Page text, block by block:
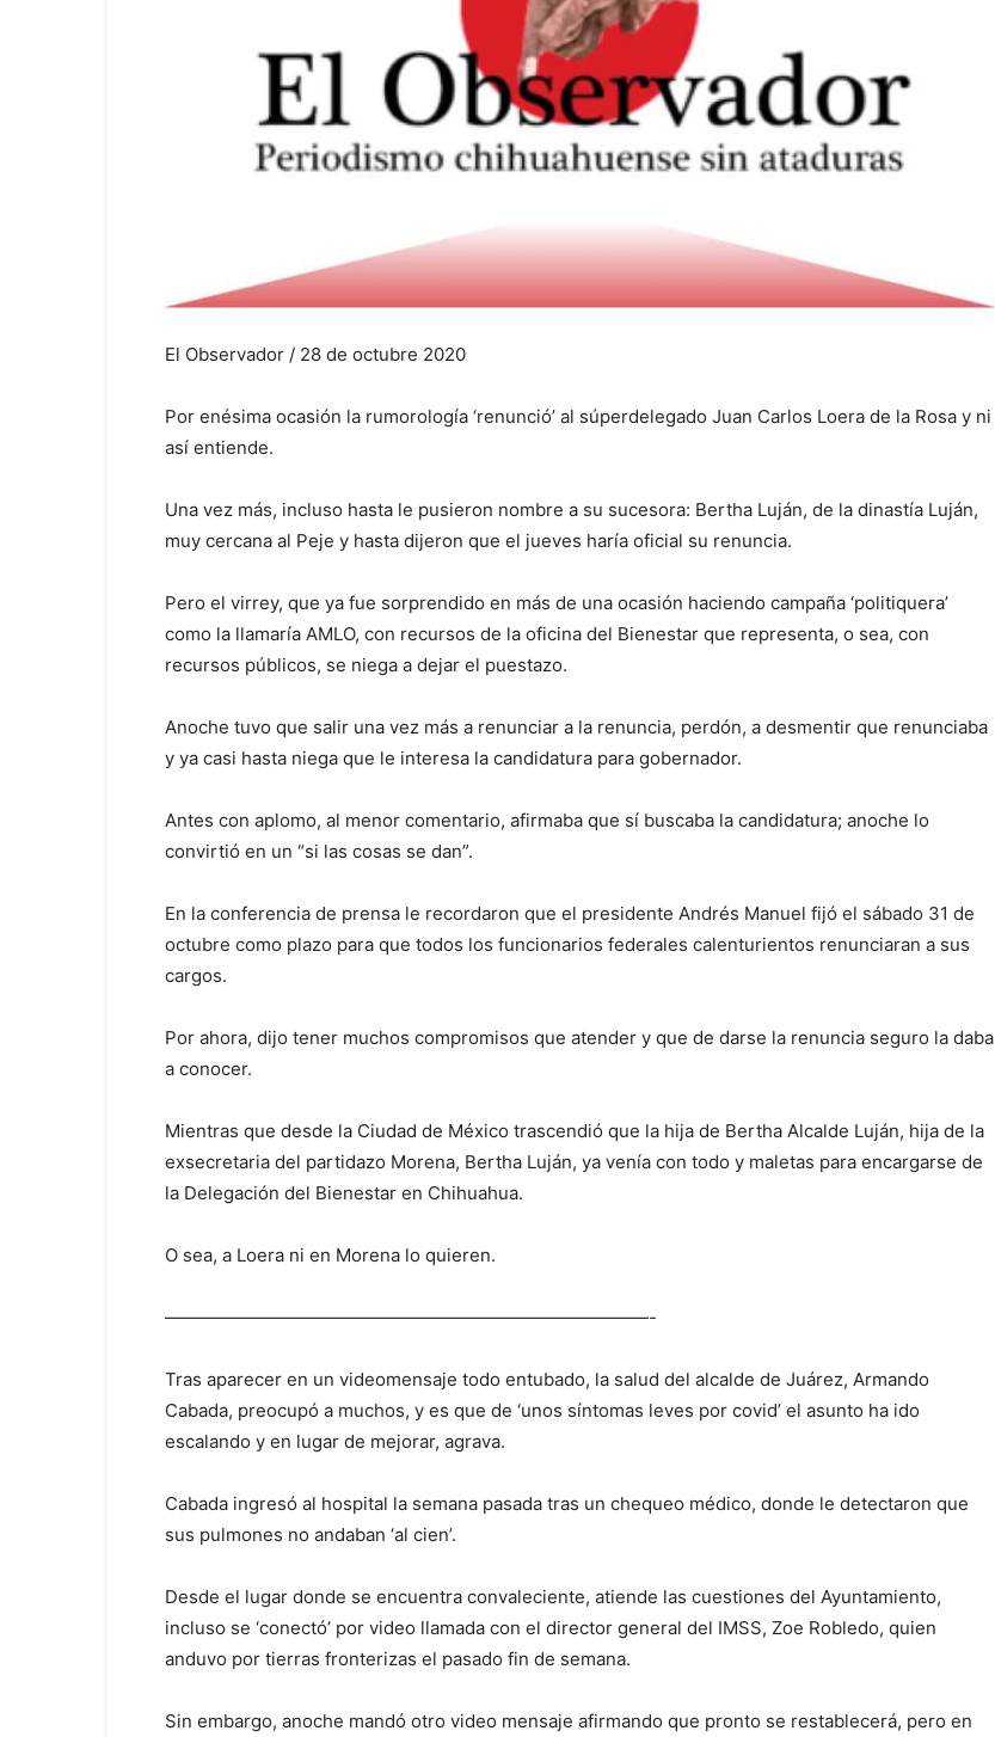
El Observador / 28 de octubre 2020
Por enésima ocasión la rumorología ‘renunció’ al súperdelegado Juan Carlos Loera de la Rosa y ni
así entiende.
Una vez más, incluso hasta le pusieron nombre a su sucesora: Bertha Luján, de la dinastía Luján,
muy cercana al Peje y hasta dijeron que el jueves haría oficial su renuncia.
Pero el virrey, que ya fue sorprendido en más de una ocasión haciendo campaña ‘politiquera’
como la llamaría AMLO, con recursos de la oficina del Bienestar que representa, o sea, con
recursos públicos, se niega a dejar el puestazo.
Anoche tuvo que salir una vez más a renunciar a la renuncia, perdón, a desmentir que renunciaba
y ya casi hasta niega que le interesa la candidatura para gobernador.
Antes con aplomo, al menor comentario, afirmaba que sí buscaba la candidatura; anoche lo
convirtió en un “si las cosas se dan”.
En la conferencia de prensa le recordaron que el presidente Andrés Manuel fijó el sábado 31 de
octubre como plazo para que todos los funcionarios federales calenturientos renunciaran a sus
cargos.
Por ahora, dijo tener muchos compromisos que atender y que de darse la renuncia seguro la daba
a conocer.
Mientras que desde la Ciudad de México trascendió que la hija de Bertha Alcalde Luján, hija de la
exsecretaria del partidazo Morena, Bertha Luján, ya venía con todo y maletas para encargarse de
la Delegación del Bienestar en Chihuahua.
O sea, a Loera ni en Morena lo quieren.
———————————————————————————-
Tras aparecer en un videomensaje todo entubado, la salud del alcalde de Juárez, Armando
Cabada, preocupó a muchos, y es que de ‘unos síntomas leves por covid’ el asunto ha ido
escalando y en lugar de mejorar, agrava.
Cabada ingresó al hospital la semana pasada tras un chequeo médico, donde le detectaron que
sus pulmones no andaban ‘al cien’.
Desde el lugar donde se encuentra convaleciente, atiende las cuestiones del Ayuntamiento,
incluso se ‘conectó’ por video llamada con el director general del IMSS, Zoe Robledo, quien
anduvo por tierras fronterizas el pasado fin de semana.
Sin embargo, anoche mandó otro video mensaje afirmando que pronto se restablecerá, pero en